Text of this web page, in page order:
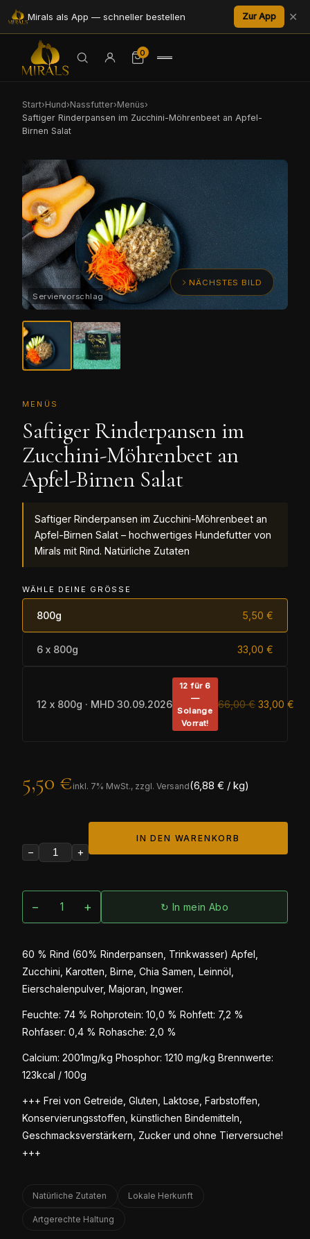
Mirals als App — schneller bestellen Zur App ✕
0
Start›Hund›Nassfutter›Menüs›
Saftiger Rinderpansen im Zucchini-Möhrenbeet an Apfel-
Birnen Salat
NÄCHSTES BILD
MENÜS
Saftiger Rinderpansen im
Zucchini-Möhrenbeet an
Apfel-Birnen Salat
Saftiger Rinderpansen im Zucchini-Möhrenbeet an
Apfel-Birnen Salat – hochwertiges Hundefutter von
Mirals mit Rind. Natürliche Zutaten
WÄHLE DEINE GRÖSSE
800g 5,50 €
6 x 800g 33,00 €
12 x 800g · MHD 30.09.2026
12 für 6
—
Solange
Vorrat!
66,00 € 33,00 €
5,50 € inkl. 7% MwSt., zzgl. Versand(6,88 € / kg)
− +
IN DEN WARENKORB
− + ↻ In mein Abo
60 % Rind (60% Rinderpansen, Trinkwasser) Apfel,
Zucchini, Karotten, Birne, Chia Samen, Leinnöl,
Eierschalenpulver, Majoran, Ingwer.
Feuchte: 74 % Rohprotein: 10,0 % Rohfett: 7,2 %
Rohfaser: 0,4 % Rohasche: 2,0 %
Calcium: 2001mg/kg Phosphor: 1210 mg/kg Brennwerte:
123kcal / 100g
+++ Frei von Getreide, Gluten, Laktose, Farbstoffen,
Konservierungsstoffen, künstlichen Bindemitteln,
Geschmacksverstärkern, Zucker und ohne Tierversuche!
+++
Natürliche Zutaten Lokale Herkunft
Artgerechte Haltung